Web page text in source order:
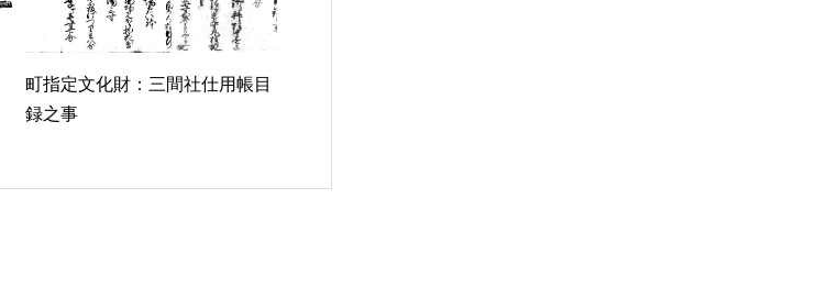
町指定文化財：三間社仕用帳目
録之事